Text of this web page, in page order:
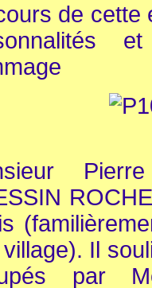
de cette
Il
par